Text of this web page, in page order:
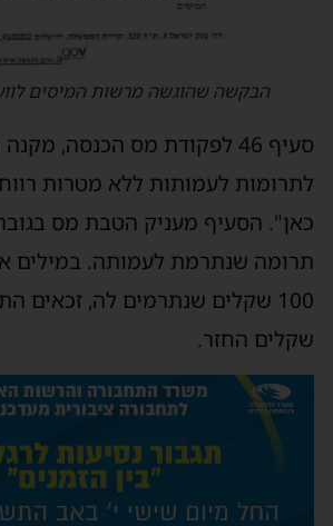
הבקשה שהוגשה מרשות המיסים
סעיף 46 לפקודת מס הכנסה, מקנה
לעמותות ללא מטרות רווח
שנתרמת לעמותה. במילים
החזר.